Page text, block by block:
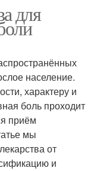
для
население.
характеру и
боль проходит
приём
мы
от
и